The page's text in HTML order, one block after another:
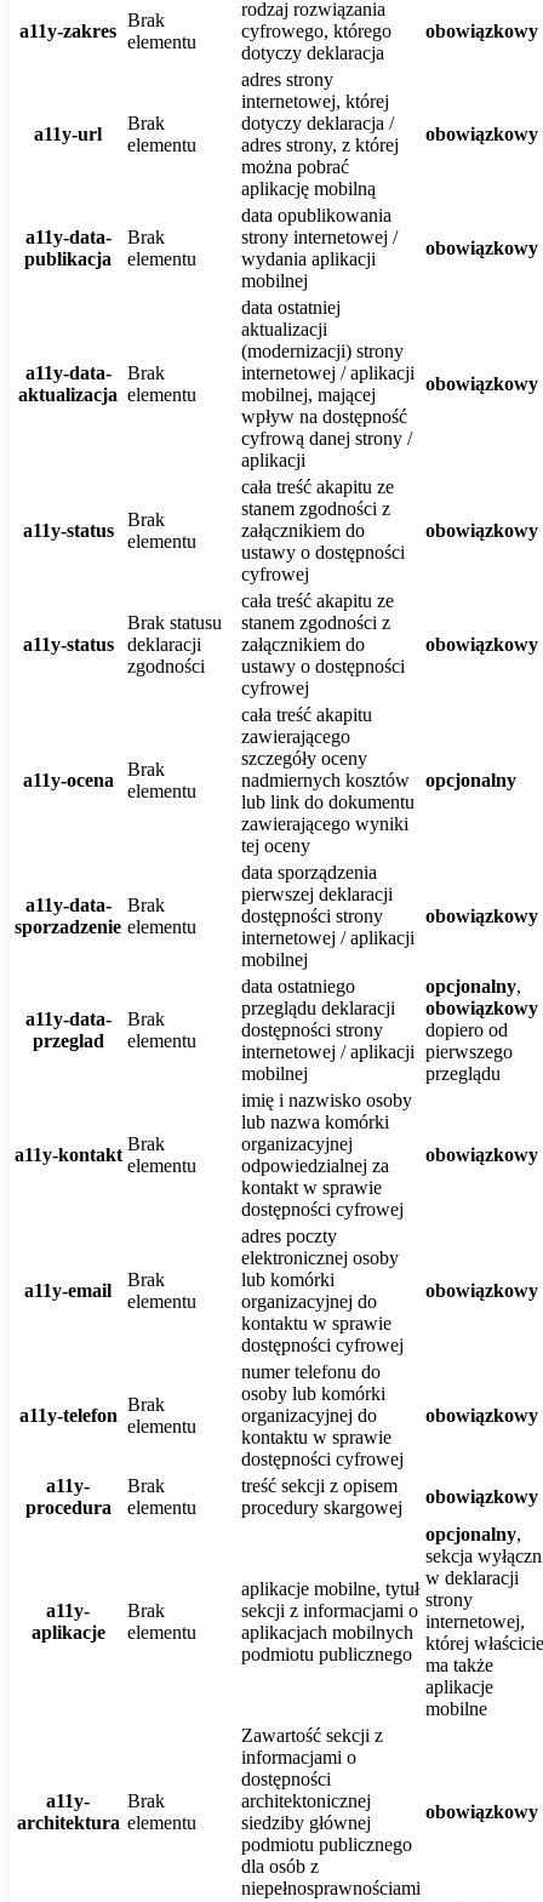
a11y-zakres
Brak
elementu
rodzaj rozwiązania
cyfrowego, którego
dotyczy deklaracja
obowiązkowy
a11y-url
Brak
elementu
adres strony
internetowej, której
dotyczy deklaracja /
adres strony, z której
można pobrać
aplikację mobilną
obowiązkowy
a11y-data-
publikacja
Brak
elementu
data opublikowania
strony internetowej /
wydania aplikacji
mobilnej
obowiązkowy
a11y-data-
aktualizacja
Brak
elementu
data ostatniej
aktualizacji
(modernizacji) strony
internetowej / aplikacji
mobilnej, mającej
wpływ na dostępność
cyfrową danej strony /
aplikacji
obowiązkowy
a11y-status
Brak
elementu
cała treść akapitu ze
stanem zgodności z
załącznikiem do
ustawy o dostępności
cyfrowej
obowiązkowy
a11y-status
Brak statusu
deklaracji
zgodności
cała treść akapitu ze
stanem zgodności z
załącznikiem do
ustawy o dostępności
cyfrowej
obowiązkowy
a11y-ocena
Brak
elementu
cała treść akapitu
zawierającego
szczegóły oceny
nadmiernych kosztów
lub link do dokumentu
zawierającego wyniki
tej oceny
opcjonalny
a11y-data-
sporzadzenie
Brak
elementu
data sporządzenia
pierwszej deklaracji
dostępności strony
internetowej / aplikacji
mobilnej
obowiązkowy
a11y-data-
przeglad
Brak
elementu
data ostatniego
przeglądu deklaracji
dostępności strony
internetowej / aplikacji
mobilnej
opcjonalny,
obowiązkowy
dopiero od
pierwszego
przeglądu
a11y-kontakt
Brak
elementu
imię i nazwisko osoby
lub nazwa komórki
organizacyjnej
odpowiedzialnej za
kontakt w sprawie
dostępności cyfrowej
obowiązkowy
a11y-email
Brak
elementu
adres poczty
elektronicznej osoby
lub komórki
organizacyjnej do
kontaktu w sprawie
dostępności cyfrowej
obowiązkowy
a11y-telefon
Brak
elementu
numer telefonu do
osoby lub komórki
organizacyjnej do
kontaktu w sprawie
dostępności cyfrowej
obowiązkowy
a11y-
procedura
Brak
elementu
treść sekcji z opisem
procedury skargowej
obowiązkowy
a11y-
aplikacje
Brak
elementu
aplikacje mobilne, tytuł
sekcji z informacjami o
aplikacjach mobilnych
podmiotu publicznego
opcjonalny,
sekcja
w deklaracji
strony
internetowej,
której
ma także
aplikacje
mobilne
a11y-
architektura
Brak
elementu
Zawartość sekcji z
informacjami o
dostępności
architektonicznej
siedziby głównej
podmiotu publicznego
dla osób z
niepełnosprawnościami
obowiązkowy